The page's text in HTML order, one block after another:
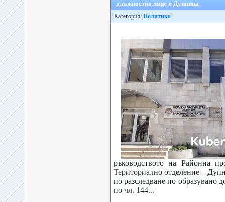
длъжностно лице в Дупница
Категория: Политика
ръководството на Районна
Териториално отделение –
по разследване по образувано
по чл. 144...